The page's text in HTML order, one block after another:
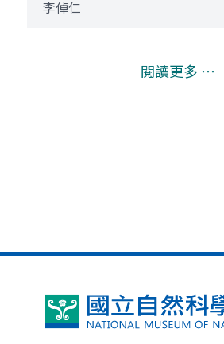
李倬仁
閱讀更多 ⋯
國